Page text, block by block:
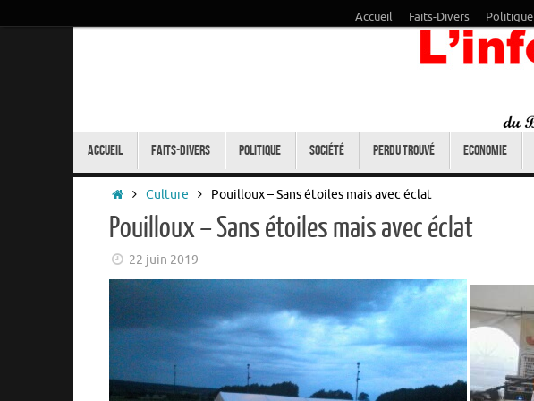
Accueil Faits-Divers Politique
Accueil Faits-Divers Politique Société Perdu trouvé Economie
Accueil
Culture Pouilloux – Sans étoiles mais avec éclat
Pouilloux – Sans étoiles mais avec éclat
22 juin 2019